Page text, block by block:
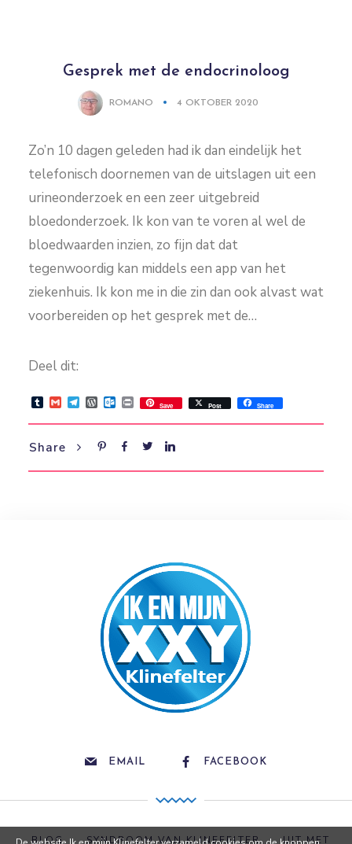
Gesprek met de endocrinoloog
ROMANO 4 OKTOBER 2020
Zo’n 10 dagen geleden had ik dan eindelijk het
telefonisch doornemen van de uitslagen uit een
urineonderzoek en een zeer uitgebreid
bloedonderzoek. Ik kon van te voren al wel de
bloedwaarden inzien, zo fijn dat dat
tegenwoordig kan middels een app van het
ziekenhuis. Ik kon me in die zin dan ook alvast wat
voorbereiden op het gesprek met de…
Deel dit:
Tumblr
GmailTelegram
WordPress
Outlook.com
PrintSave Post Share
Share
EMAIL FACEBOOK
BLOG SYNDROOM VAN KLINEFELTER UIT MET